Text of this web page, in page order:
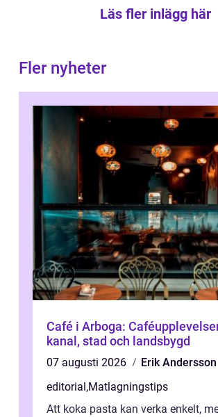
Läs fler inlägg här
Fler nyheter
Café i Arboga:
kanal, stad och landsbygd
07 augusti 2026
Erik Andersson
editorial,Matlagningstips
Att koka pasta kan verka enkelt,